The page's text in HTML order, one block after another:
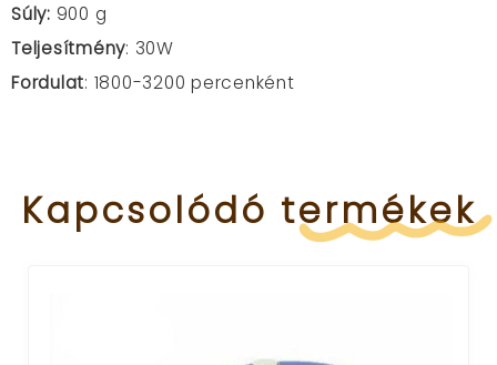
Súly: 900 g
Teljesítmény: 30W
Fordulat: 1800-3200 percenként
Kapcsolódó termékek